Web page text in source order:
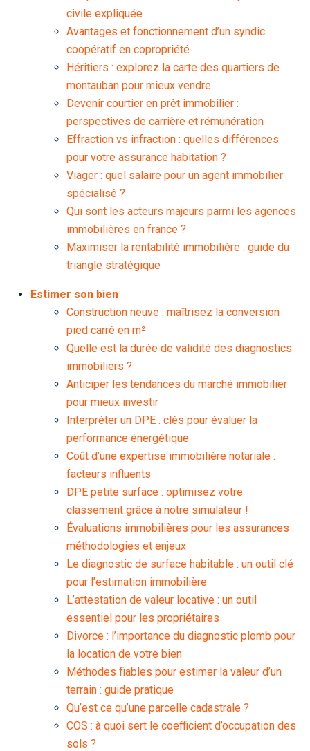
civile expliquée
Avantages et fonctionnement d’un syndic
coopératif en copropriété
Héritiers : explorez la carte des quartiers de
montauban pour mieux vendre
Devenir courtier en prêt immobilier :
perspectives de carrière et rémunération
Effraction vs infraction : quelles différences
pour votre assurance habitation ?
Viager : quel salaire pour un agent immobilier
spécialisé ?
Qui sont les acteurs majeurs parmi les agences
immobilières en france ?
Maximiser la rentabilité immobilière : guide du
triangle stratégique
Estimer son bien
Construction neuve : maîtrisez la conversion
pied carré en m²
Quelle est la durée de validité des diagnostics
immobiliers ?
Anticiper les tendances du marché immobilier
pour mieux investir
Interpréter un DPE : clés pour évaluer la
performance énergétique
Coût d’une expertise immobilière notariale :
facteurs influents
DPE petite surface : optimisez votre
classement grâce à notre simulateur !
Évaluations immobilières pour les assurances :
méthodologies et enjeux
Le diagnostic de surface habitable : un outil clé
pour l’estimation immobilière
L’attestation de valeur locative : un outil
essentiel pour les propriétaires
Divorce : l’importance du diagnostic plomb pour
la location de votre bien
Méthodes fiables pour estimer la valeur d’un
terrain : guide pratique
Qu’est ce qu’une parcelle cadastrale ?
COS : à quoi sert le coefficient d’occupation des
sols ?